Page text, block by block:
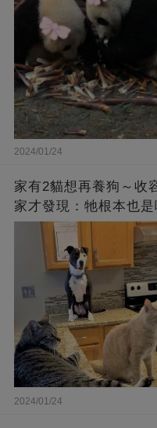
2024/01/24
家有2貓想再養狗～
家才發現：牠根本也是
2024/01/24